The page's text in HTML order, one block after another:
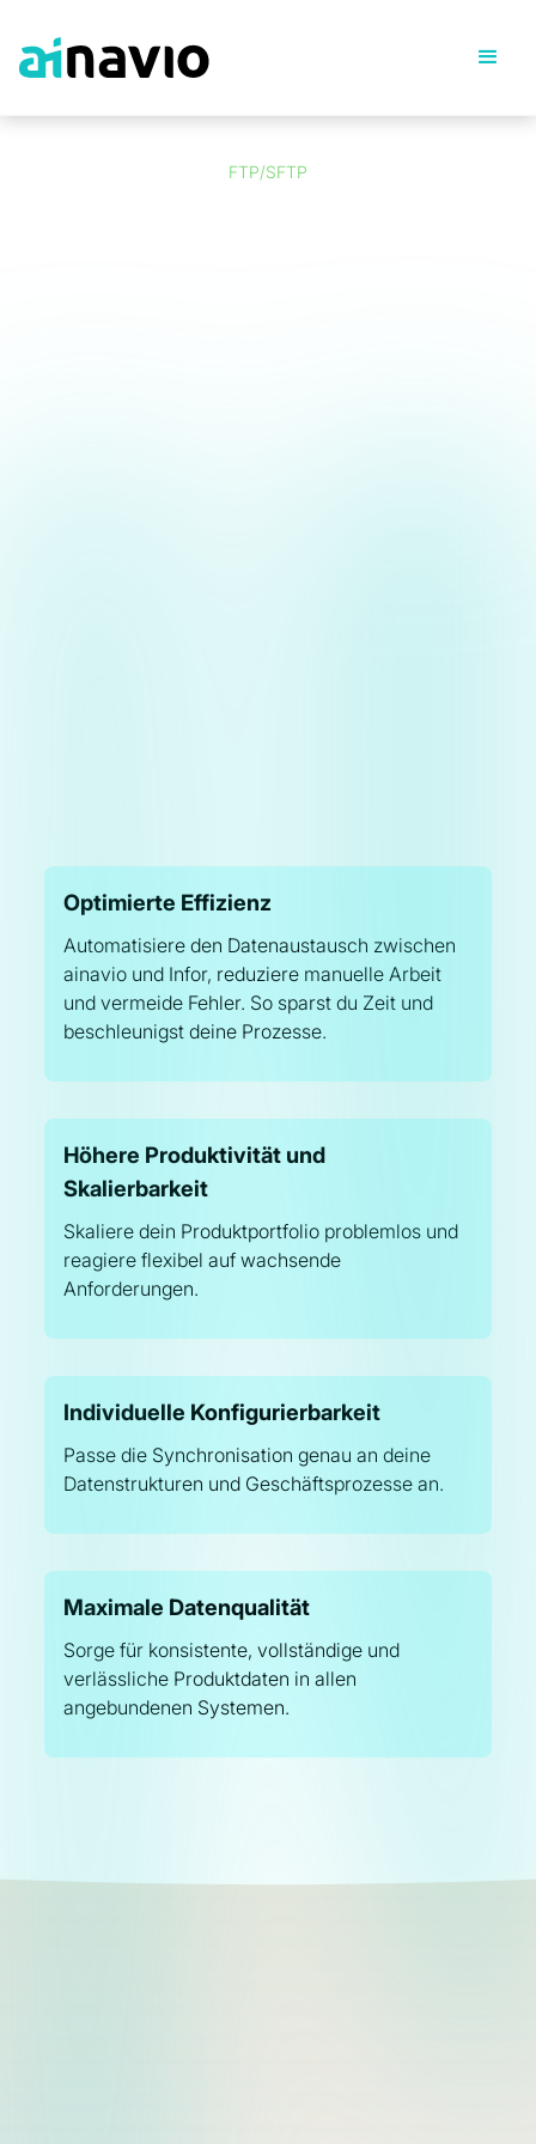
FTP/SFTP
Optimierte Effizienz
Automatisiere den Datenaustausch zwischen
ainavio und Infor, reduziere manuelle Arbeit
und vermeide Fehler. So sparst du Zeit und
beschleunigst deine Prozesse.
Höhere Produktivität und
Skalierbarkeit
Skaliere dein Produktportfolio problemlos und
reagiere flexibel auf wachsende
Anforderungen.
Individuelle Konfigurierbarkeit
Passe die Synchronisation genau an deine
Datenstrukturen und Geschäftsprozesse an.
Maximale Datenqualität
Sorge für konsistente, vollständige und
verlässliche Produktdaten in allen
angebundenen Systemen.